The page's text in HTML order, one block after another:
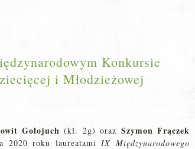
Konkursie
i Młodzieżowej
Gołojuch (kl. 2g) oraz Szymon Frączek
roku laureatami IX Międzynarodowego